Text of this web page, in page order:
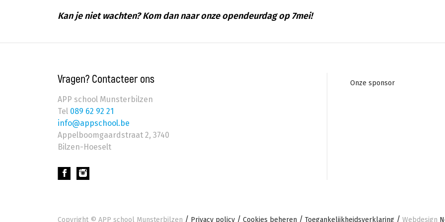
Kan je niet wachten? Kom dan naar onze opendeurdag op 7mei!
Vragen? Contacteer ons
APP school Munsterbilzen
Tel 089 62 92 21
info@appschool.be
Appelboomgaardstraat 2, 3740
Bilzen-Hoeselt
Footer
navigation
Onze sponsor
Footer
Copyright © APP school Munsterbilzen Privacy policy Cookies beheren Toegankelijkheidsverklaring Webdesign